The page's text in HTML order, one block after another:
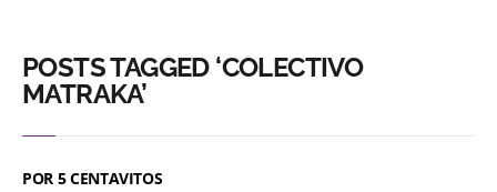
POSTS TAGGED ‘COLECTIVO
MATRAKA’
POR 5 CENTAVITOS